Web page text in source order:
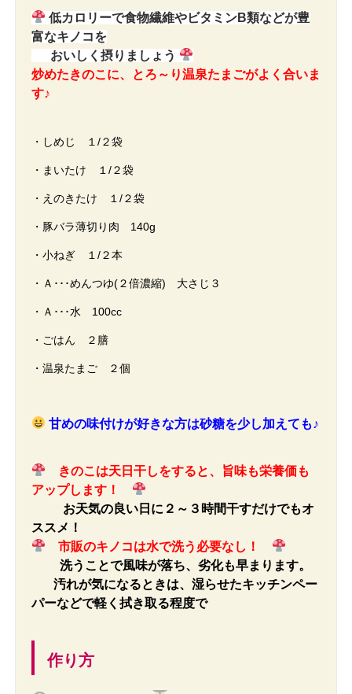
低カロリーで食物繊維やビタミンB類などが豊
富なキノコを
おいしく摂りましょう
炒めたきのこに、とろ～り温泉たまごがよく合いま
す♪
・しめじ １/２袋
・まいたけ １/２袋
・えのきたけ １/２袋
・豚バラ薄切り肉 140g
・小ねぎ １/２本
・Ａ･･･めんつゆ(２倍濃縮) 大さじ３
・Ａ･･･水 100cc
・ごはん ２膳
・温泉たまご ２個
甘めの味付けが好きな方は砂糖を少し加えても♪
きのこは天日干しをすると、旨味も栄養価も
アップします！
お天気の良い日に２～３時間干すだけでもオ
ススメ！
市販のキノコは水で洗う必要なし！
洗うことで風味が落ち、劣化も早まります。
汚れが気になるときは、湿らせたキッチンペー
パーなどで軽く拭き取る程度で
作り方